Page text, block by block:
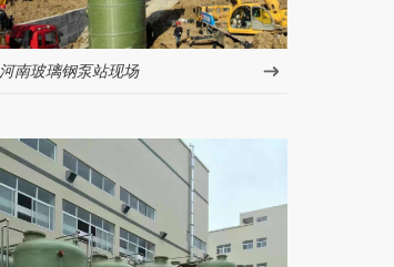
河南玻璃钢泵站现场